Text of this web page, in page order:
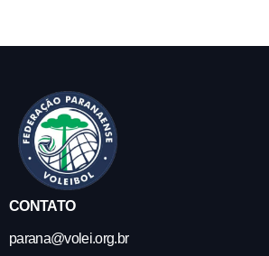
CONTATO
parana@volei.org.br